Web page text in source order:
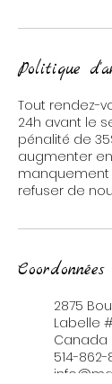
Politique
Tout rendez-
24h avant le
pénalité de
augmenter
refuser de
Coordonnées
2875
Labelle
Canada
514-862-